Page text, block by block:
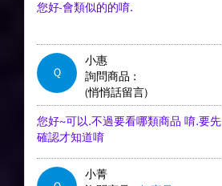
您好-會類似的的唷.
Q
小惠
詢問商品 :
(悄悄話留言)
您好~可以.不過要看哪類商品 唷.要先
確認才知道唷
小菁